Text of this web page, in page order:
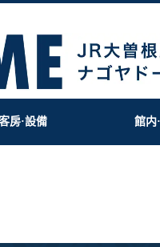
房·設備 館内